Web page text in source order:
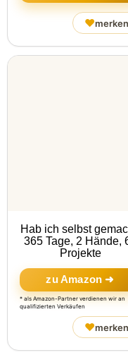
♥merken
Hab ich selbst
365 Tage, 2 Hände,
Projekte
zu Amazon ➜
* als Amazon-Partner verdienen wir an
qualifizierten Verkäufen
♥merken